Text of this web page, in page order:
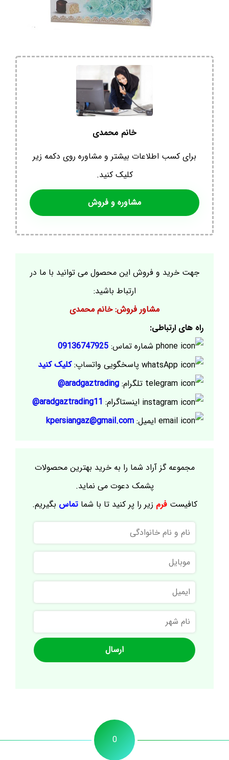
خانم محمدی
برای کسب اطلاعات بیشتر و مشاوره روی دکمه زیر
کلیک کنید.
مشاوره و فروش
جهت خرید و فروش این محصول می توانید با ما در
ارتباط باشید:
مشاور فروش: خانم محمدی
راه های ارتباطی:
شماره تماس: 09136747925
پاسخگویی واتساپ:کلیک کنید
تلگرام: aradgaztrading@
اینستاگرام: aradgaztrading11@
ایمیل: kpersiangaz@gmail.com
مجموعه گز آراد شما را به خرید بهترین محصولات
پشمک دعوت می نماید.
کافیستفرم زیر را پر کنید تا با شماتماس بگیریم.
نام
و
نام
خانوادگی
موبایل
ایمیل
نام
شهر
0